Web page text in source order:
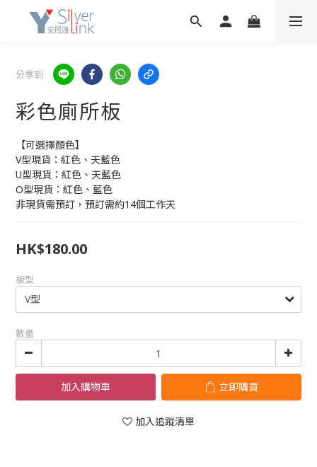
分享到
彩色廁所板
【可選擇顏色】
V型現貨：紅色、天藍色
U型現貨：紅色、天藍色
O型現貨：紅色、藍色
非現貨需預訂，預訂需約14個工作天
HK$180.00
板型
數量
加入購物車 立即購買
加入追蹤清單